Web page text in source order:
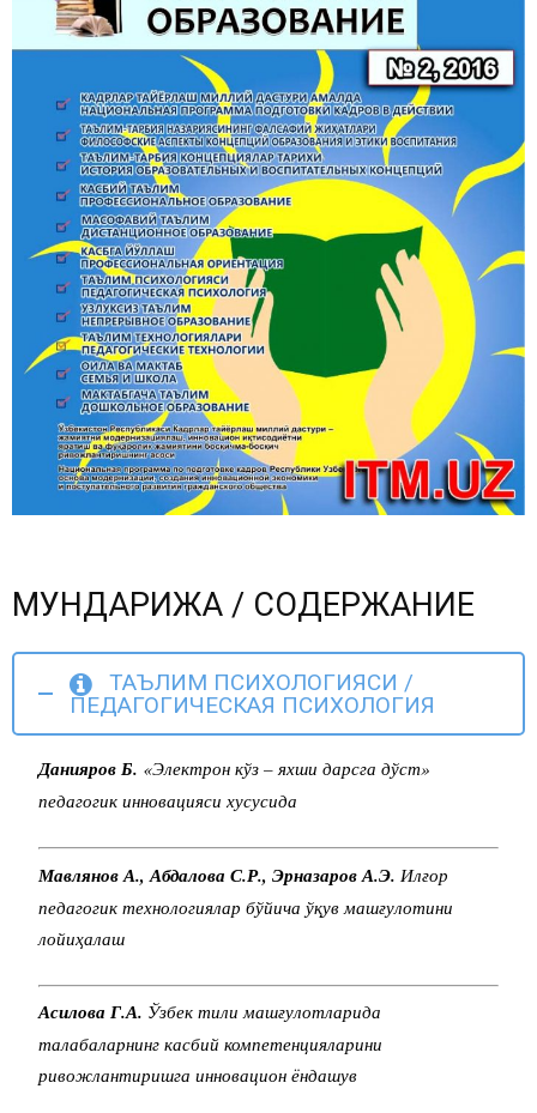
МУНДАРИЖА / СОДЕРЖАНИЕ
ТАЪЛИМ ПСИХОЛОГИЯСИ /
ПЕДАГОГИЧЕСКАЯ ПСИХОЛОГИЯ
Данияров Б. «Электрон кўз – яхши дарсга дўст»
педагогик инновацияси хусусида
Мавлянов А., Абдалова С.Р., Эрназаров А.Э. Илғор
педагогик технологиялар бўйича ўқув машғулотини
лойиҳалаш
Асилова Г.А. Ўзбек тили машғулотларида
талабаларнинг касбий компетенцияларини
ривожлантиришга инновацион ёндашув